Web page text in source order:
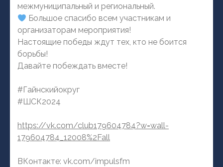
межмуниципальный и региональный.
Большое спасибо всем участникам и
организаторам мероприятия!
Настоящие победы ждут тех, кто не боится
борьбы!
Давайте побеждать вместе!
#Гайнскийокруг
#ШСК2024
https://vk.com/club179604784?w=wall-
179604784_12008%2Fall
ВКонтакте: vk.com/impulsfm